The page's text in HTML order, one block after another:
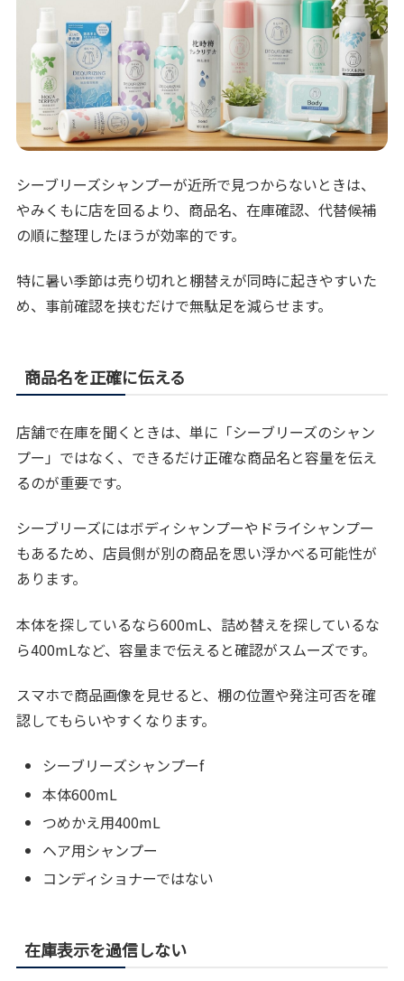
シーブリーズシャンプーが近所で見つからないときは、
やみくもに店を回るより、商品名、在庫確認、代替候補
の順に整理したほうが効率的です。
特に暑い季節は売り切れと棚替えが同時に起きやすいた
め、事前確認を挟むだけで無駄足を減らせます。
商品名を正確に伝える
店舗で在庫を聞くときは、単に「シーブリーズのシャン
プー」ではなく、できるだけ正確な商品名と容量を伝え
るのが重要です。
シーブリーズにはボディシャンプーやドライシャンプー
もあるため、店員側が別の商品を思い浮かべる可能性が
あります。
本体を探しているなら600mL、詰め替えを探しているな
ら400mLなど、容量まで伝えると確認がスムーズです。
スマホで商品画像を見せると、棚の位置や発注可否を確
認してもらいやすくなります。
シーブリーズシャンプーf
本体600mL
つめかえ用400mL
ヘア用シャンプー
コンディショナーではない
在庫表示を過信しない